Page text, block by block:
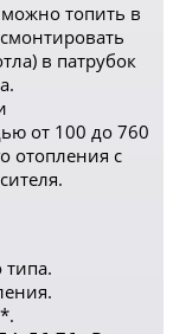
топить в
в патрубок
от 100 до 760
отопления с